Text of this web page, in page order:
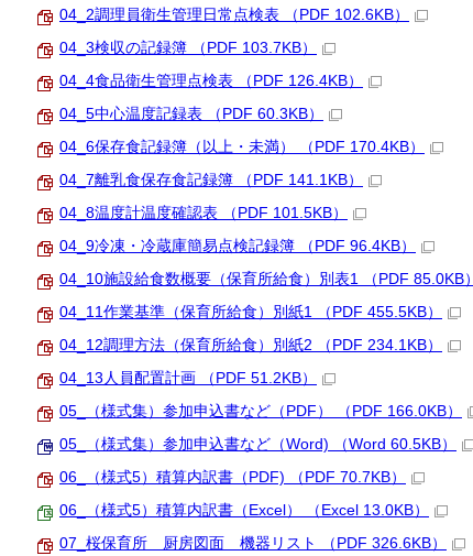
04_2調理員衛生管理日常点検表 （PDF 102.6KB）
04_3検収の記録簿 （PDF 103.7KB）
04_4食品衛生管理点検表 （PDF 126.4KB）
04_5中心温度記録表 （PDF 60.3KB）
04_6保存食記録簿（以上・未満） （PDF 170.4KB）
04_7離乳食保存食記録簿 （PDF 141.1KB）
04_8温度計温度確認表 （PDF 101.5KB）
04_9冷凍・冷蔵庫簡易点検記録簿 （PDF 96.4KB）
04_10施設給食数概要（保育所給食）別表1 （PDF 85.0KB）
04_11作業基準（保育所給食）別紙1 （PDF 455.5KB）
04_12調理方法（保育所給食）別紙2 （PDF 234.1KB）
04_13人員配置計画 （PDF 51.2KB）
05_（様式集）参加申込書など（PDF） （PDF 166.0KB）
05_（様式集）参加申込書など（Word) （Word 60.5KB）
06_（様式5）積算内訳書（PDF) （PDF 70.7KB）
06_（様式5）積算内訳書（Excel） （Excel 13.0KB）
07_桜保育所 厨房図面 機器リスト （PDF 326.6KB）